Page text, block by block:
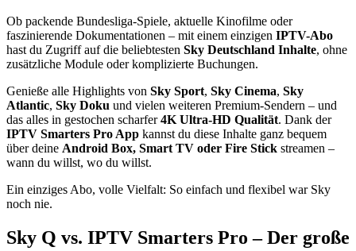
Ob packende Bundesliga-Spiele, aktuelle Kinofilme oder
faszinierende Dokumentationen – mit einem einzigen IPTV-Abo
hast du Zugriff auf die beliebtesten Sky Deutschland Inhalte, ohne
zusätzliche Module oder komplizierte Buchungen.
Genieße alle Highlights von Sky Sport, Sky Cinema, Sky
Atlantic, Sky Doku und vielen weiteren Premium-Sendern – und
das alles in gestochen scharfer4K Ultra-HD Qualität. Dank der
IPTV Smarters Pro App kannst du diese Inhalte ganz bequem
über deine Android Box, Smart TV oder Fire Stick streamen –
wann du willst, wo du willst.
Ein einziges Abo, volle Vielfalt: So einfach und flexibel war Sky
noch nie.
Sky Q vs. IPTV Smarters Pro – Der große